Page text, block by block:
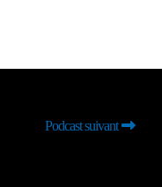
Podcast suivant